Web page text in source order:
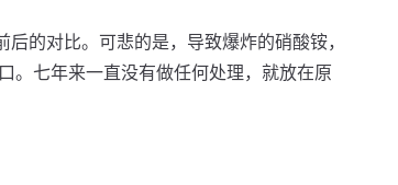
的对比。可悲的是，导致爆炸的硝酸铵，
。七年来一直没有做任何处理，就放在原